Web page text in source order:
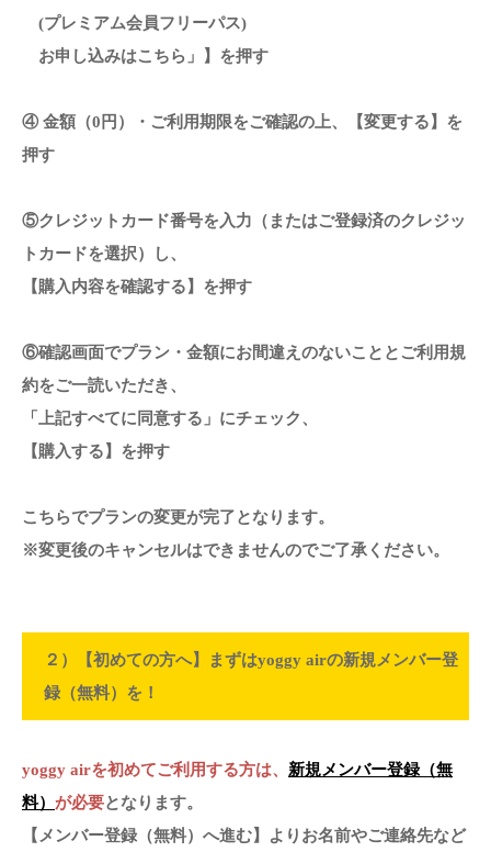
(プレミアム会員フリーパス)
お申し込みはこちら」】を押す
④ 金額（0円）・ご利用期限をご確認の上、【変更する】を
押す
⑤クレジットカード番号を入力（またはご登録済のクレジッ
トカードを選択）し、
【購入内容を確認する】を押す
⑥確認画面でプラン・金額にお間違えのないこととご利用規
約をご一読いただき、
「上記すべてに同意する」にチェック、
【購入する】を押す
こちらでプランの変更が完了となります。
※変更後のキャンセルはできませんのでご了承ください。
２）【初めての方へ】まずはyoggy airの新規メンバー登
録（無料）を！
yoggy airを初めてご利用する方は、 新規メンバー登録（無
料） が必要となります。
【メンバー登録（無料）へ進む】よりお名前やご連絡先など